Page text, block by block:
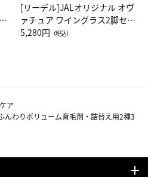
[リーデル]JALオリジナル オヴ
ァチュア ワイングラス2脚セッ
ト（レッドワイン）
5,280円 （税込）
ア
んわりボリューム育毛剤・詰替え用2種3